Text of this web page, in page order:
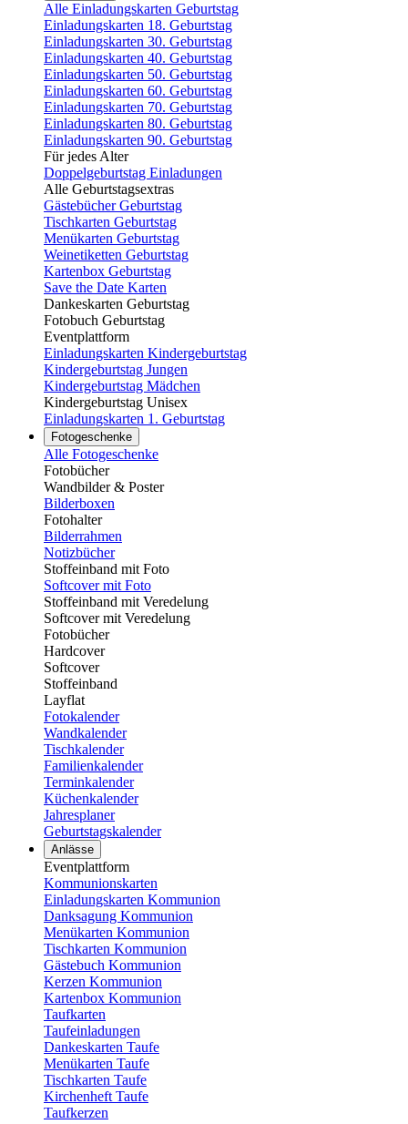
Alle Einladungskarten Geburtstag
Einladungskarten 18. Geburtstag
Einladungskarten 30. Geburtstag
Einladungskarten 40. Geburtstag
Einladungskarten 50. Geburtstag
Einladungskarten 60. Geburtstag
Einladungskarten 70. Geburtstag
Einladungskarten 80. Geburtstag
Einladungskarten 90. Geburtstag
Für jedes Alter
Doppelgeburtstag Einladungen
Alle Geburtstagsextras
Gästebücher Geburtstag
Tischkarten Geburtstag
Menükarten Geburtstag
Weinetiketten Geburtstag
Kartenbox Geburtstag
Save the Date Karten
Dankeskarten Geburtstag
Fotobuch Geburtstag
Eventplattform
Einladungskarten Kindergeburtstag
Kindergeburtstag Jungen
Kindergeburtstag Mädchen
Kindergeburtstag Unisex
Einladungskarten 1. Geburtstag
Fotogeschenke
Alle Fotogeschenke
Fotobücher
Wandbilder & Poster
Bilderboxen
Fotohalter
Bilderrahmen
Notizbücher
Stoffeinband mit Foto
Softcover mit Foto
Stoffeinband mit Veredelung
Softcover mit Veredelung
Fotobücher
Hardcover
Softcover
Stoffeinband
Layflat
Fotokalender
Wandkalender
Tischkalender
Familienkalender
Terminkalender
Küchenkalender
Jahresplaner
Geburtstagskalender
Anlässe
Eventplattform
Kommunionskarten
Einladungskarten Kommunion
Danksagung Kommunion
Menükarten Kommunion
Tischkarten Kommunion
Gästebuch Kommunion
Kerzen Kommunion
Kartenbox Kommunion
Taufkarten
Taufeinladungen
Dankeskarten Taufe
Menükarten Taufe
Tischkarten Taufe
Kirchenheft Taufe
Taufkerzen